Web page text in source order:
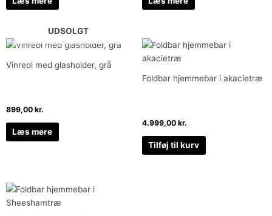
UDSOLGT
Vinreol med glasholder, grå
899,00 kr.
Læs mere
Foldbar hjemmebar i akacietræ
4.999,00 kr.
Tilføj til kurv